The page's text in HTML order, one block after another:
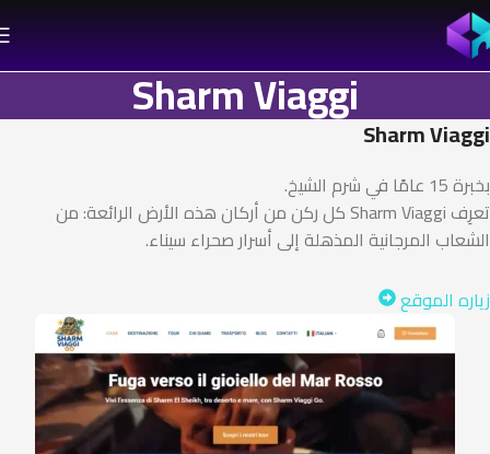
Sharm Viaggi
Sharm Viaggi
بخبرة 15 عامًا في شرم الشيخ.
تعرِف Sharm Viaggi كل ركن من أركان هذه الأرض الرائعة: من
الشعاب المرجانية المذهلة إلى أسرار صحراء سيناء.
زياره الموقع